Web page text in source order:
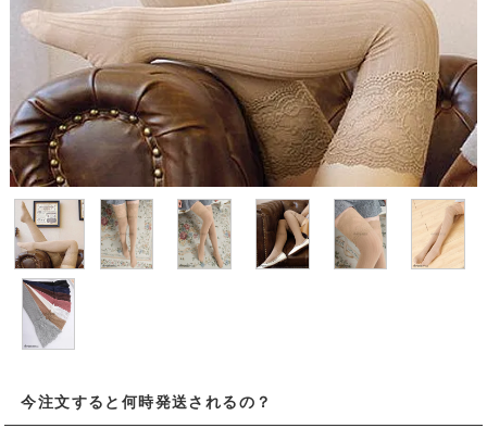
今注文すると何時発送されるの？